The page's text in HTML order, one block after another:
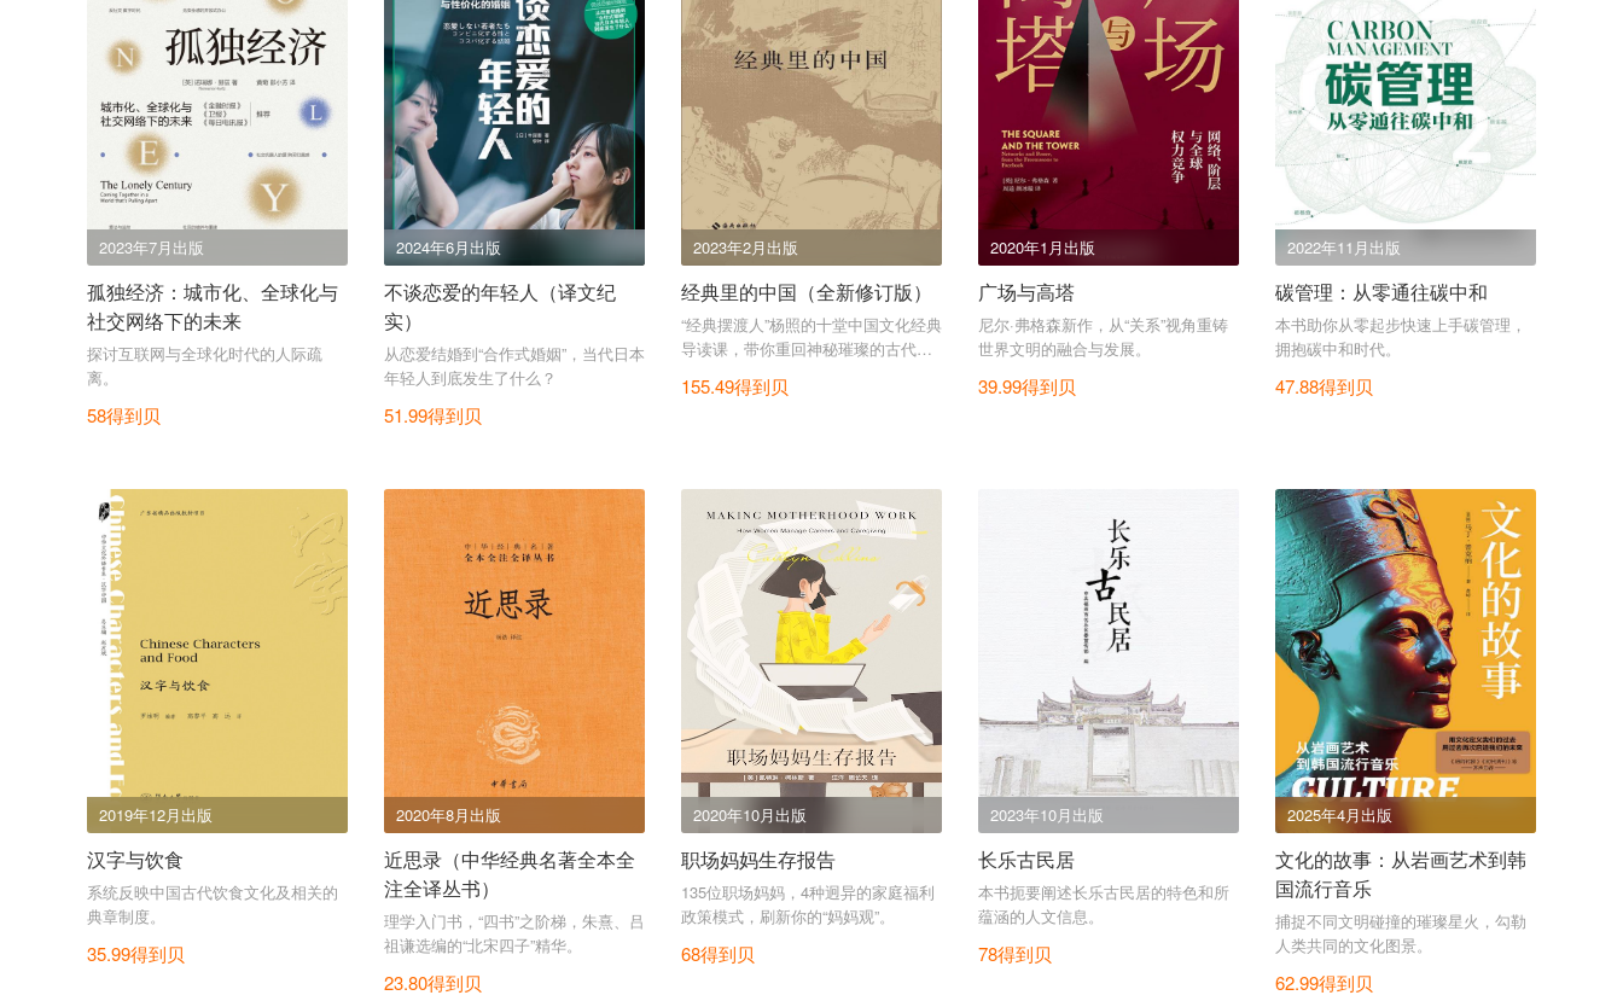
2023年7月出版
孤独经济：城市化、全球化与
社交网络下的未来
探讨互联网与全球化时代的人际疏
离。
58得到贝
2024年6月出版
不谈恋爱的年轻人（译文纪
实）
从恋爱结婚到“合作式婚姻”，当代日本
年轻人到底发生了什么？
51.99得到贝
2023年2月出版
经典里的中国（全新修订版）
“经典摆渡人”杨照的十堂中国文化经典
导读课，带你重回神秘璀璨的古代中
155.49得到贝
2020年1月出版
广场与高塔
尼尔·弗格森新作，从“关系”视角重铸
世界文明的融合与发展。
39.99得到贝
2022年11月出版
碳管理：从零通往碳中和
本书助你从零起步快速上手碳管理，
拥抱碳中和时代。
47.88得到贝
2019年12月出版
汉字与饮食
系统反映中国古代饮食文化及相关的
典章制度。
35.99得到贝
2020年8月出版
近思录（中华经典名著全本全
注全译丛书）
理学入门书，“四书”之阶梯，朱熹、吕
祖谦选编的“北宋四子”精华。
23.80得到贝
2020年10月出版
职场妈妈生存报告
135位职场妈妈，4种迥异的家庭福利
政策模式，刷新你的“妈妈观”。
68得到贝
2023年10月出版
长乐古民居
本书扼要阐述长乐古民居的特色和所
蕴涵的人文信息。
78得到贝
2025年4月出版
文化的故事：从岩画艺术到韩
国流行音乐
捕捉不同文明碰撞的璀璨星火，勾勒
人类共同的文化图景。
62.99得到贝